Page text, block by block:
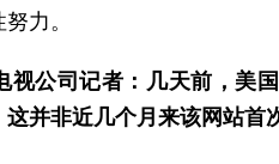
力。
视公司记者：几天前，美
并非近几个月来该网站